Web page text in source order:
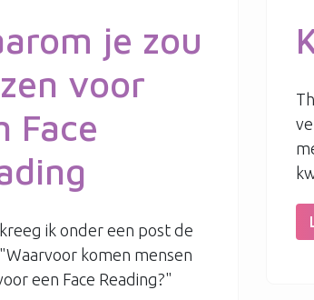
je zou
voor
Face
ik onder een post de
komen mensen
een Face Reading?"